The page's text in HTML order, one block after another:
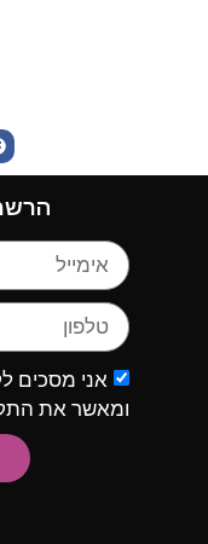
אני מסכים
ומאשר את